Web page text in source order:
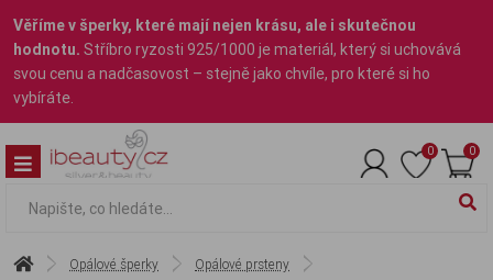
Věříme v šperky, které mají nejen krásu, ale i skutečnou
hodnotu. Stříbro ryzosti 925/1000 je materiál, který si uchovává
svou cenu a nadčasovost – stejně jako chvíle, pro které si ho
vybíráte.
0 0
Opálové šperky
Opálové prsteny